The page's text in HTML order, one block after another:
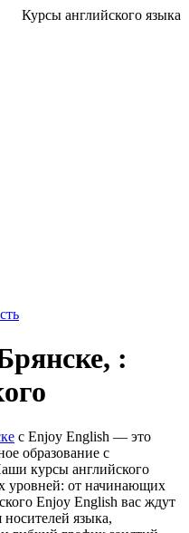
:
с Enjoy English — это
образование с
курсы английского
уровней: от начинающих
Enjoy English вас ждут
языка,